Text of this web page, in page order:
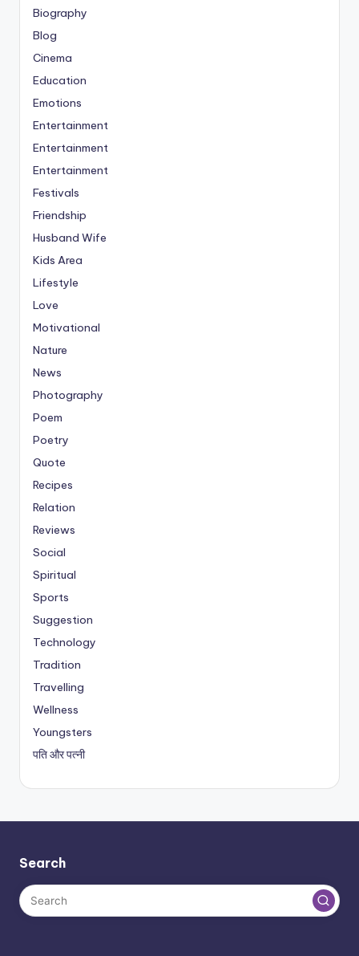
Biography
Blog
Cinema
Education
Emotions
Entertainment
Entertainment
Entertainment
Festivals
Friendship
Husband Wife
Kids Area
Lifestyle
Love
Motivational
Nature
News
Photography
Poem
Poetry
Quote
Recipes
Relation
Reviews
Social
Spiritual
Sports
Suggestion
Technology
Tradition
Travelling
Wellness
Youngsters
पति और पत्नी
Search